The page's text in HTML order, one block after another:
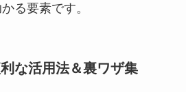
る要素です。
な活用法＆裏ワザ集